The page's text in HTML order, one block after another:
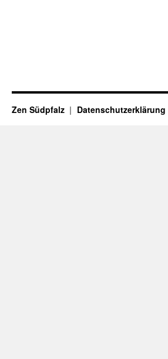
Zen Südpfalz Datenschutzerklärung